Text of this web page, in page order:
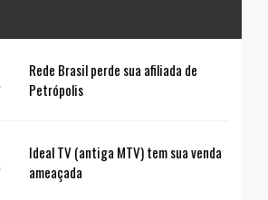
Rede Brasil perde sua afiliada de
Petrópolis
Ideal TV (antiga MTV) tem sua venda
ameaçada